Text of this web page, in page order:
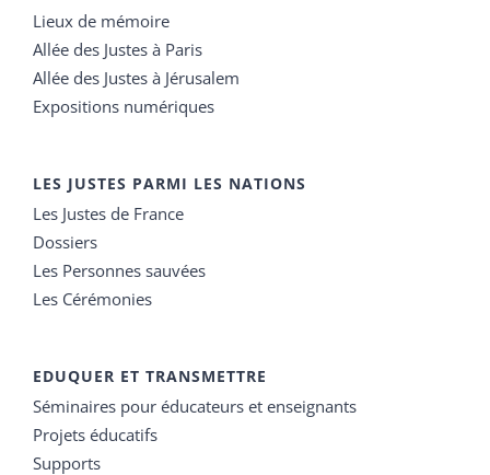
Lieux de mémoire
Allée des Justes à Paris
Allée des Justes à Jérusalem
Expositions numériques
LES JUSTES PARMI LES NATIONS
Les Justes de France
Dossiers
Les Personnes sauvées
Les Cérémonies
EDUQUER ET TRANSMETTRE
Séminaires pour éducateurs et enseignants
Projets éducatifs
Supports